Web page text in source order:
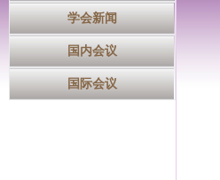
学会新闻
国内会议
国际会议